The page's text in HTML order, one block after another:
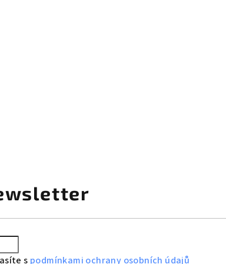
s podmínkami ochrany osobních údajů